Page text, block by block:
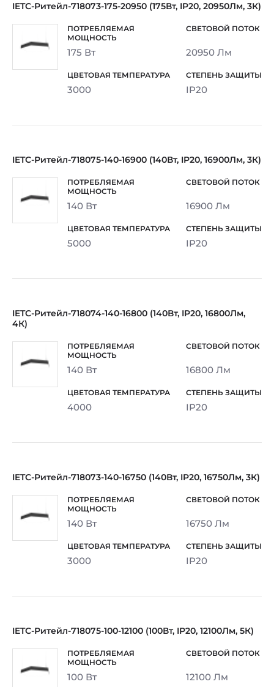
IETC-Ритейл-718073-175-20950 (175Вт, IP20, 20950Лм, 3К)
175 Вт 20950 Лм
3000 IP20
IETC-Ритейл-718075-140-16900 (140Вт, IP20, 16900Лм, 3К)
140 Вт 16900 Лм
5000 IP20
IETC-Ритейл-718074-140-16800 (140Вт, IP20, 16800Лм,
4К)
140 Вт 16800 Лм
4000 IP20
IETC-Ритейл-718073-140-16750 (140Вт, IP20, 16750Лм, 3К)
140 Вт 16750 Лм
3000 IP20
IETC-Ритейл-718075-100-12100 (100Вт, IP20, 12100Лм, 5К)
100 Вт 12100 Лм